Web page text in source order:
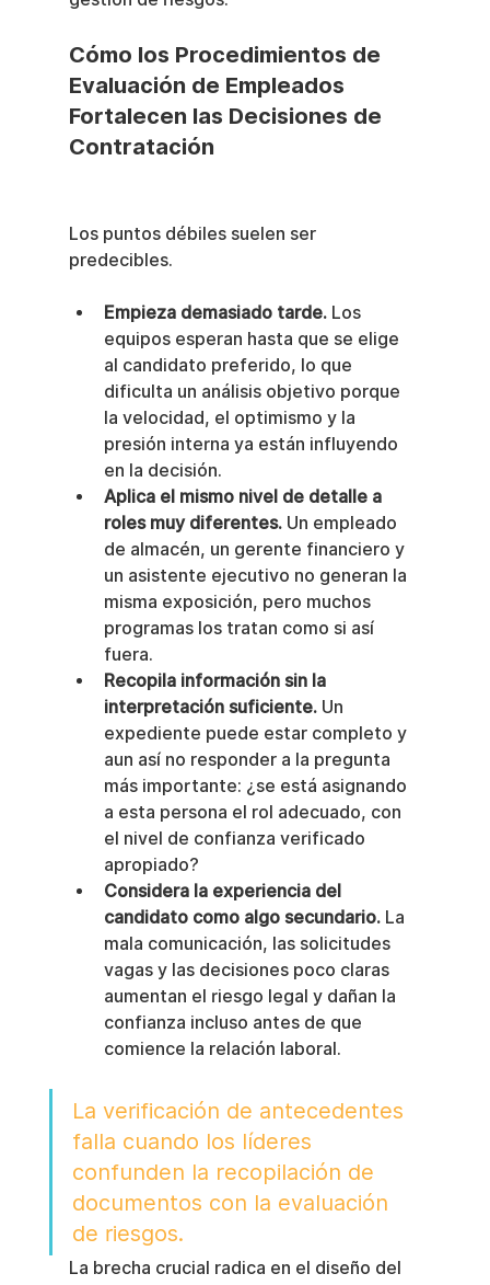
Cómo los Procedimientos de
Evaluación de Empleados
Fortalecen las Decisiones de
Contratación
Los puntos débiles suelen ser
predecibles.
Empieza demasiado tarde. Los
equipos esperan hasta que se elige
al candidato preferido, lo que
dificulta un análisis objetivo porque
la velocidad, el optimismo y la
presión interna ya están influyendo
en la decisión.
Aplica el mismo nivel de detalle a
roles muy diferentes. Un empleado
de almacén, un gerente financiero y
un asistente ejecutivo no generan la
misma exposición, pero muchos
programas los tratan como si así
fuera.
Recopila información sin la
interpretación suficiente. Un
expediente puede estar completo y
aun así no responder a la pregunta
más importante: ¿se está asignando
a esta persona el rol adecuado, con
el nivel de confianza verificado
apropiado?
Considera la experiencia del
candidato como algo secundario. La
mala comunicación, las solicitudes
vagas y las decisiones poco claras
aumentan el riesgo legal y dañan la
confianza incluso antes de que
comience la relación laboral.
La verificación de antecedentes
falla cuando los líderes
confunden la recopilación de
documentos con la evaluación
de riesgos.
La brecha crucial radica en el diseño del